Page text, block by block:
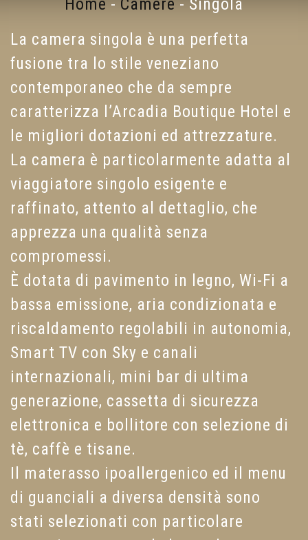
Home - Camere - Singola
La camera singola è una perfetta
fusione tra lo stile veneziano
contemporaneo che da sempre
caratterizza l’Arcadia Boutique Hotel e
le migliori dotazioni ed attrezzature.
La camera è particolarmente adatta al
viaggiatore singolo esigente e
raffinato, attento al dettaglio, che
apprezza una qualità senza
compromessi.
È dotata di pavimento in legno, Wi-Fi a
bassa emissione, aria condizionata e
riscaldamento regolabili in autonomia,
Smart TV con Sky e canali
internazionali, mini bar di ultima
generazione, cassetta di sicurezza
elettronica e bollitore con selezione di
tè, caffè e tisane.
Il materasso ipoallergenico ed il menu
di guanciali a diversa densità sono
stati selezionati con particolare